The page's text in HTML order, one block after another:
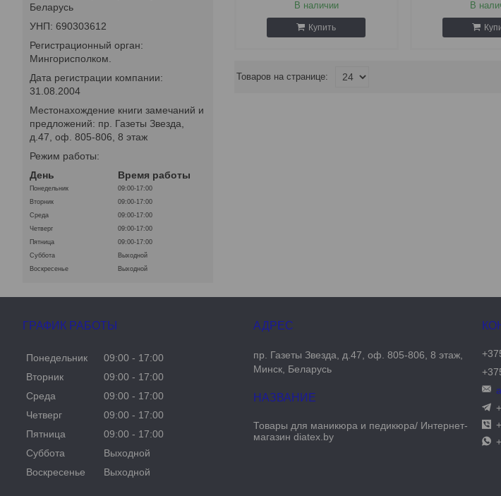
В наличии
Купить
В
Беларусь
УНП: 690303612
Регистрационный орган:
Мингорисполком.
Дата регистрации компании:
31.08.2004
Местонахождение книги замечаний и
предложений: пр. Газеты Звезда,
д.47, оф. 805-806, 8 этаж
Режим работы:
День
Время работы
Понедельник
09:00-17:00
Вторник
09:00-17:00
Среда
09:00-17:00
Четверг
09:00-17:00
Пятница
09:00-17:00
Суббота
Выходной
Воскресенье
Выходной
ГРАФИК РАБОТЫ
Понедельник 09:00
17:00
Вторник
09:00
17:00
Среда
09:00
17:00
Четверг
09:00
17:00
Пятница
09:00
17:00
Суббота
Выходной
Воскресенье
Выходной
пр. Газеты Звезда, д.47, оф. 805-806, 8 этаж,
Минск, Беларусь
Товары для маникюра и педикюра/ Интернет-
магазин diatex.by